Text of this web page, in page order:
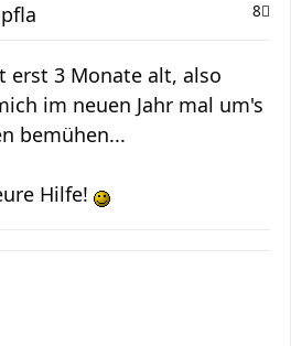
8
erst 3 Monate alt, also
im neuen Jahr mal um's
bemühen...
Hilfe!